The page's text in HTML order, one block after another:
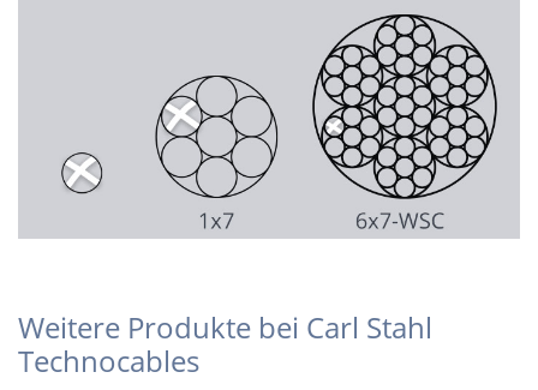
Weitere Produkte bei Carl Stahl
Technocables